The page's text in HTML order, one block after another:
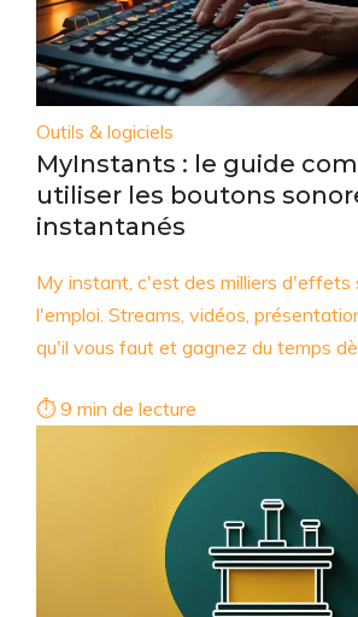
Outils & logiciels
MyInstants : le guide
utiliser les boutons
instantanés
My instant, c'est des milliers d'effets
l'emploi. Streams, vidéos,
qu'il vous faut et gagnez du temps
⏱ 9 min de lecture